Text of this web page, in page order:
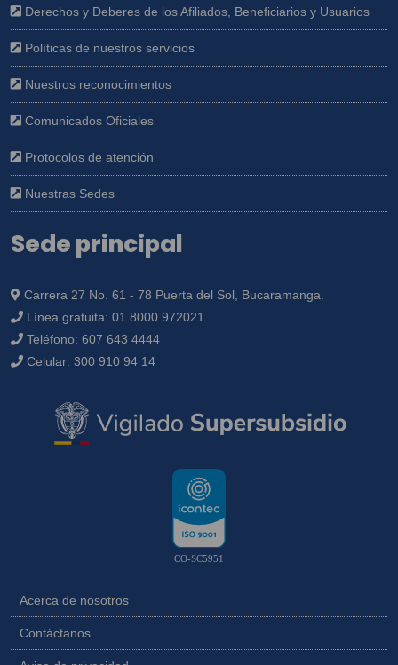
Derechos y Deberes de los Afiliados, Beneficiarios y Usuarios
Políticas de nuestros servicios
Nuestros reconocimientos
Comunicados Oficiales
Protocolos de atención
Nuestras Sedes
Sede principal
Carrera 27 No. 61 - 78 Puerta del Sol, Bucaramanga.
Línea gratuita: 01 8000 972021
Teléfono: 607 643 4444
Celular: 300 910 94 14
CO-SC5951
Acerca de nosotros
Contáctanos